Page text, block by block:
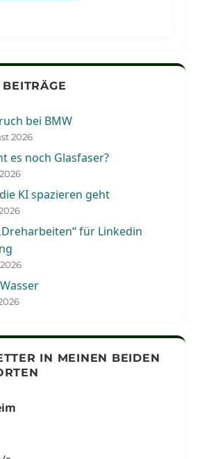
bei BMW
2026
es noch Glasfaser?
KI spazieren geht
für Linkedin
IN MEINEN BEIDEN